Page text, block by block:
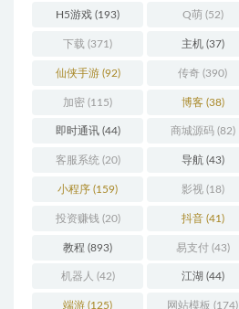
H5游戏 (193) Q萌 (52)
下载 (371) 主机(37)
仙侠手游(92) 传奇 (390)
加密 (115) 博客(38)
即时通讯(44) 商城源码(82)
客服系统 (20) 导航(43)
小程序 (159) 影视(18)
投资赚钱 (20) 抖音(41)
教程 (893) 易支付(43)
机器人 (42) 江湖 (44)
端游 (125) 网站模板 (174)